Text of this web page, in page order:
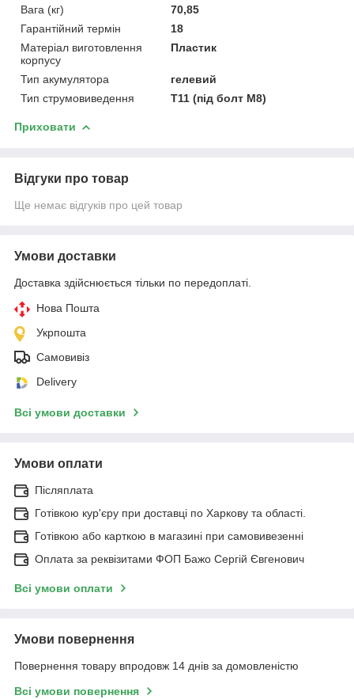
Вага (кг)
70,85
Гарантійний термін
18
Матеріал виготовлення
корпусу
Пластик
Тип акумулятора
гелевий
Тип струмовиведення
Т11 (під болт М8)
Приховати
Відгуки про товар
Ще немає відгуків про цей товар
Умови доставки
Доставка здійснюється тільки по передоплаті.
Нова Пошта
Укрпошта
Самовивіз
Delivery
Всі умови доставки
Умови оплати
Післяплата
Готівкою кур'єру при доставці по Харкову та області.
Готівкою або карткою в магазині при самовивезенні
Оплата за реквізитами ФОП Бажо Сергій Євгенович
Всі умови оплати
Умови повернення
Повернення товару впродовж 14 днів за домовленістю
Всі умови повернення